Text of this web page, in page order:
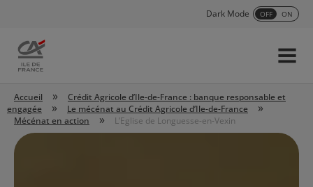
Dark Mode OFF ON
Accueil
Menu
Accueil »
Crédit Agricole d’Ile-de-France : banque responsable et
engagée
» Le mécénat au Crédit Agricole d’Ile-de-France »
Mécénat en action » L’Eglise de Longuesse-en-Vexin